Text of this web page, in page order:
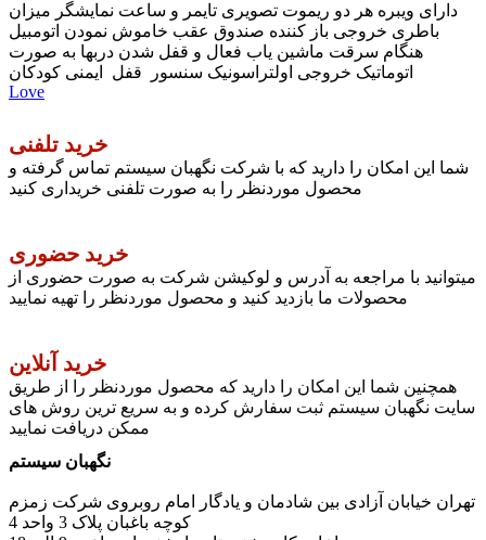
دارای ویبره هر دو ریموت تصویری تایمر و ساعت نمایشگر میزان
باطری خروجی باز کننده صندوق عقب خاموش نمودن اتومبیل
هنگام سرقت ماشین یاب فعال و قفل شدن دربها به صورت
اتوماتیک خروجی اولتراسونیک سنسور قفل ایمنی کودکان
Love
خرید تلفنی
شما این امکان را دارید که با شرکت نگهبان سیستم تماس گرفته و
محصول موردنظر را به صورت تلفنی خریداری کنید
خرید حضوری
میتوانید با مراجعه به آدرس و لوکیشن شرکت به صورت حضوری از
محصولات ما بازدید کنید و محصول موردنظر را تهیه نمایید
خرید آنلاین
همچنین شما این امکان را دارید که محصول موردنظر را از طریق
سایت نگهبان سیستم ثبت سفارش کرده و به سریع ترین روش های
ممکن دریافت نمایید
نگهبان سیستم
تهران خیابان آزادی بین شادمان و یادگار امام روبروی شرکت زمزم
کوچه باغبان پلاک 3 واحد 4